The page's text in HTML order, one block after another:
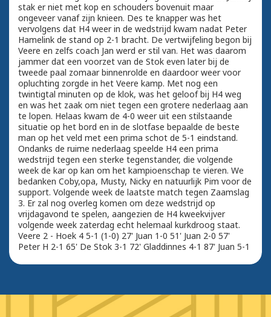
stak er niet met kop en schouders bovenuit maar
ongeveer vanaf zijn knieen. Des te knapper was het
vervolgens dat H4 weer in de wedstrijd kwam nadat Peter
Hamelink de stand op 2-1 bracht. De vertwijfeling begon bij
Veere en zelfs coach Jan werd er stil van. Het was daarom
jammer dat een voorzet van de Stok even later bij de
tweede paal zomaar binnenrolde en daardoor weer voor
opluchting zorgde in het Veere kamp. Met nog een
twintigtal minuten op de klok, was het geloof bij H4 weg
en was het zaak om niet tegen een grotere nederlaag aan
te lopen. Helaas kwam de 4-0 weer uit een stilstaande
situatie op het bord en in de slotfase bepaalde de beste
man op het veld met een prima schot de 5-1 eindstand.
Ondanks de ruime nederlaag speelde H4 een prima
wedstrijd tegen een sterke tegenstander, die volgende
week de kar op kan om het kampioenschap te vieren. We
bedanken Coby,opa, Musty, Nicky en natuurlijk Pim voor de
support. Volgende week de laatste match tegen Zaamslag
3. Er zal nog overleg komen om deze wedstrijd op
vrijdagavond te spelen, aangezien de H4 kweekvijver
volgende week zaterdag echt helemaal kurkdroog staat.
Veere 2 - Hoek 4 5-1 (1-0) 27' Juan 1-0 51' Juan 2-0 57'
Peter H 2-1 65' De Stok 3-1 72' Gladdinnes 4-1 87' Juan 5-1